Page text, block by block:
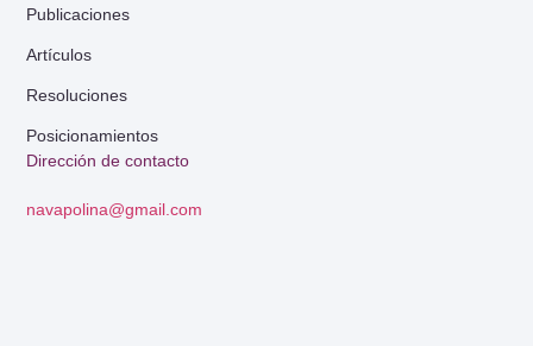
Dirección de contacto
navapolina@gmail.com
Publicaciones
Artículos
Resoluciones
Posicionamientos